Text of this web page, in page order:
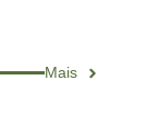
Mais